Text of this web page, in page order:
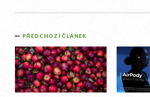
Post
navigation
PŘEDCHOZÍ ČLÁNEK